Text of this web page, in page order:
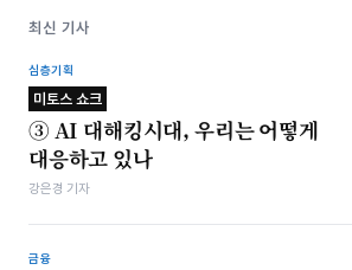
최신 기사
심층기획
미토스 쇼크
③ AI 대해킹시대, 우리는 어떻게
대응하고 있나
강은경 기자
금융